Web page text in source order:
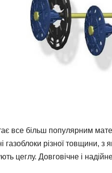
все більш популярним
газоблоки різної товщини,
цеглу. Довговічне і